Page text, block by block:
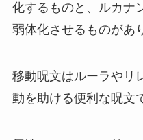
化するものと、ルカナ
弱体化させるものがあ
移動呪文はルーラやリ
動を助ける便利な呪文